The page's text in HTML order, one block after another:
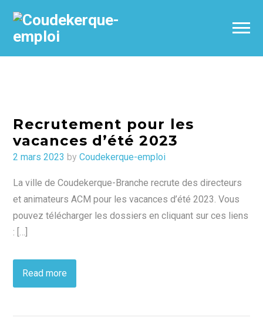
Recrutement pour les
vacances d’été 2023
Posted
2 mars 2023 byCoudekerque-emploi
La ville de Coudekerque-Branche recrute des directeurs
et animateurs ACM pour les vacances d’été 2023. Vous
pouvez télécharger les dossiers en cliquant sur ces liens
: […]
Read more